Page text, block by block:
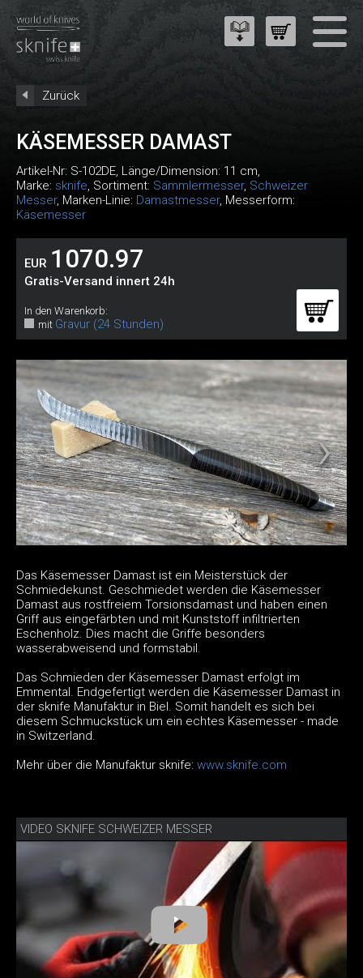
Zurück
KÄSEMESSER DAMAST
Artikel-Nr: S-102DE, Länge/Dimension: 11 cm,
Marke: sknife, Sortiment: Sammlermesser, Schweizer
Messer, Marken-Linie: Damastmesser, Messerform:
Käsemesser
EUR 1070.97
Gratis-Versand innert 24h
In den Warenkorb:
mit Gravur (24 Stunden)
Das Käsemesser Damast ist ein Meisterstück der
Schmiedekunst. Geschmiedet werden die Käsemesser
Damast aus rostfreiem Torsionsdamast und haben einen
Griff aus eingefärbten und mit Kunststoff infiltrierten
Eschenholz. Dies macht die Griffe besonders
wasserabweisend und formstabil.
Das Schmieden der Käsemesser Damast erfolgt im
Emmental. Endgefertigt werden die Käsemesser Damast in
der sknife Manufaktur in Biel. Somit handelt es sich bei
diesem Schmuckstück um ein echtes Käsemesser - made
in Switzerland.
Mehr über die Manufaktur sknife: www.sknife.com
VIDEO SKNIFE SCHWEIZER MESSER